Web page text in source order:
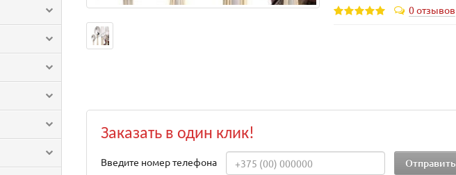
0 отзывов
Заказать в один клик!
Введите номер телефона